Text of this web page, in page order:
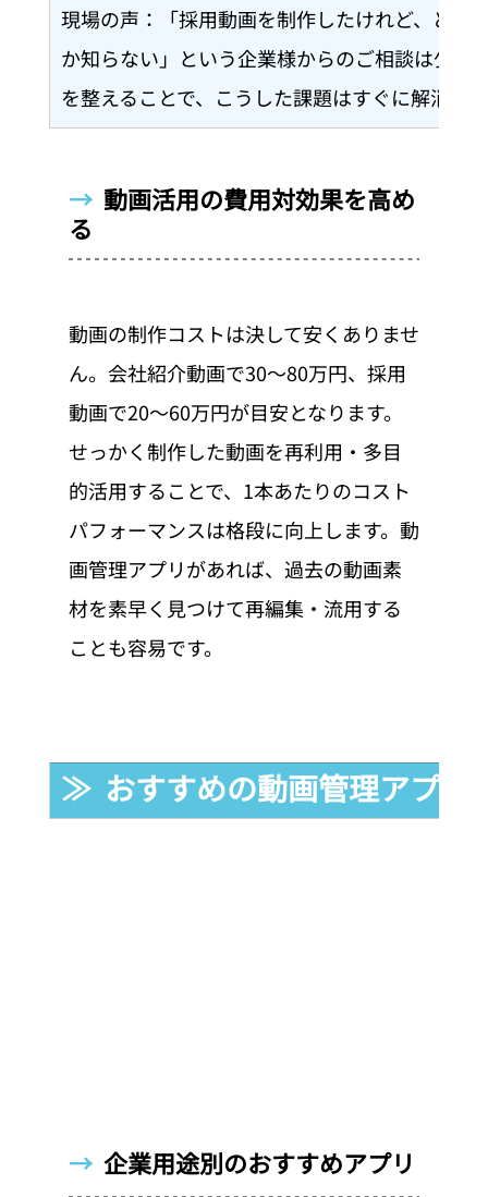
現場の声：「採用動画を制作したけれど、どの
か知らない」という企業様からのご相談は少な
を整えることで、こうした課題はすぐに解消で
→ 動画活用の費用対効果を高め
る
動画の制作コストは決して安くありませ
ん。会社紹介動画で30〜80万円、採用
動画で20〜60万円が目安となります。
せっかく制作した動画を再利用・多目
的活用することで、1本あたりのコスト
パフォーマンスは格段に向上します。動
画管理アプリがあれば、過去の動画素
材を素早く見つけて再編集・流用する
ことも容易です。
≫  おすすめの動画管理アプリ
→ 企業用途別のおすすめアプリ